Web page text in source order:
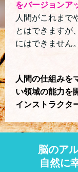
をバージョンア
人間がこれまで
とはできますが
にはできません。
人間の仕組みを
い領域の能力を
インストラクタ
脳のア
自然に